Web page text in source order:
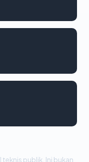
publik. Ini bukan